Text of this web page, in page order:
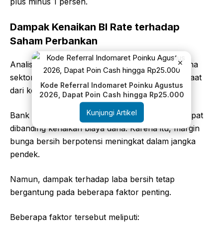
Dampak Kenaikan BI Rate terhadap
Saham Perbankan
Analis menilai saham bank besar menguat karena
sektor perbankan umumnya memperoleh manfaat
dari kenaikan suku bunga.
Bank dapat menyesuaikan bunga kredit lebih cepat
dibanding kenaikan biaya dana. Karena itu, margin
bunga bersih berpotensi meningkat dalam jangka
pendek.
Namun, dampak terhadap laba bersih tetap
bergantung pada beberapa faktor penting.
Beberapa faktor tersebut meliputi:
×
Kode Referral Indomaret Poinku Agustus
2026, Dapat Poin Cash hingga Rp25.000
Kunjungi Artikel